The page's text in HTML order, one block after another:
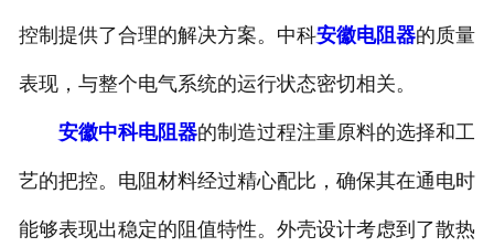
公司风采
联系我们
控制提供了合理的解决方案。中科安徽电阻器的质量
表现，与整个电气系统的运行状态密切相关。
安徽中科电阻器的制造过程注重原料的选择和工
艺的把控。电阻材料经过精心配比，确保其在通电时
能够表现出稳定的阻值特性。外壳设计考虑到了散热